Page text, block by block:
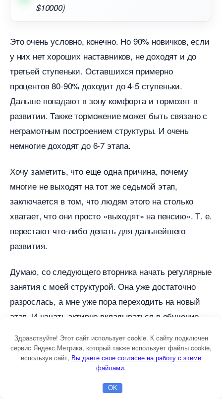
$10000)
Это очень условно, конечно. Но 90% новичков, если
у них нет хороших наставников, не доходят и до
третьей ступеньки. Оставшихся примерно
процентов 80-90% доходит до 4-5 ступеньки.
Дальше попадают в зону комфорта и тормозят
развитии. Также торможение может быть связано с
неграмотным построением структуры. И очень
немногие доходят до 6-7 этапа.
Хочу заметить, что еще одна причина, почему
многие не выходят на тот же седьмой этап,
заключается в том, что людям этого на столько
хватает, что они просто «выходят» на пенсию». Т. е.
перестают что-либо делать для дальнейшего
развития.
Думаю, со следующего вторника начать регулярные
занятия с моей структурой. Она уже достаточно
разрослась, а мне уже пора переходить на новый
этап. И начать активно вкладываться в обучение
Здравствуйте! Этот сайт использует cookie. К сайту подключен
сервис Яндекс.Метрика, который также использует файлы cookie,
используя сайт, ы даете свое согласие на работу с этими
файлами.
OK